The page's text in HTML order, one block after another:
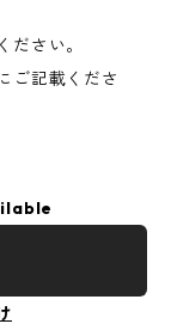
さい。
ご記載くださ